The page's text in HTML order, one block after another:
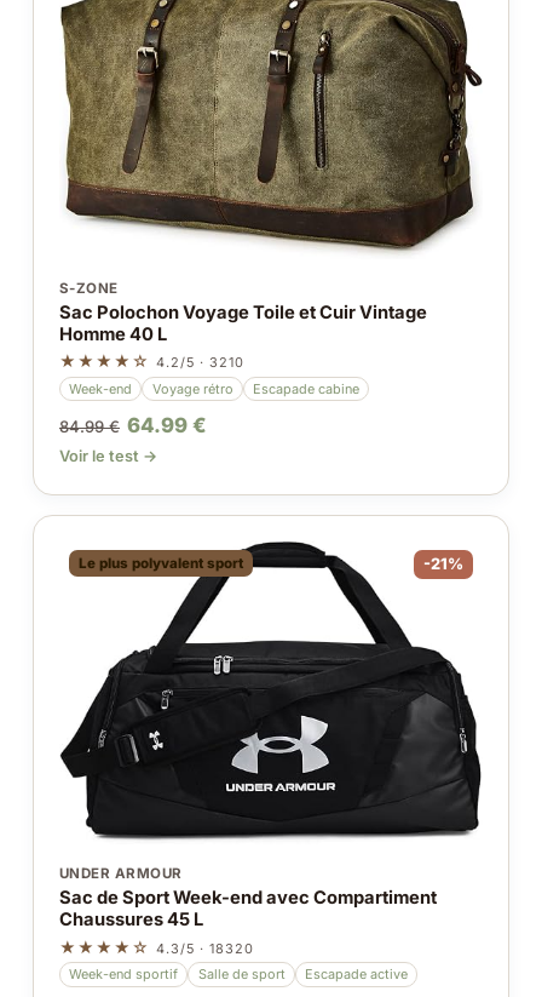
S-ZONE
Sac Polochon Voyage Toile et Cuir Vintage
Homme 40 L
★★★★☆ 4.2/5 · 3210
Week-end
Voyage rétro Escapade cabine
84.99 € 64.99 €
Voir le test →
Le plus polyvalent sport -21%
UNDER ARMOUR
Sac de Sport Week-end avec Compartiment
Chaussures 45 L
★★★★☆ 4.3/5 · 18320
Week-end sportif
Salle de sport Escapade active